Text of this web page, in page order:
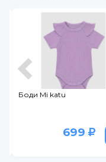
Боди Mi katu
699